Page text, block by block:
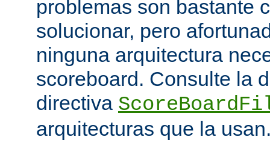
problemas son bastante
solucionar, pero
ninguna arquitectura
scoreboard. Consulte la
directiva
arquitecturas que la